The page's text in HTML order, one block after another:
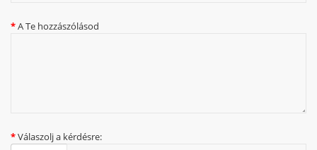
A Te hozzászólásod
Válaszolj a kérdésre: